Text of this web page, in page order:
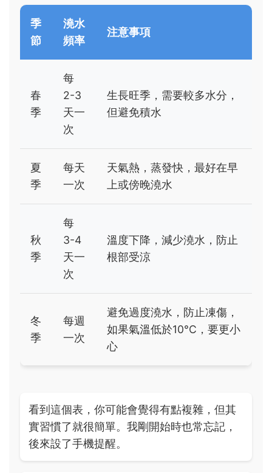
季
節
澆水
頻率
注意事項
春
季
每
2-3
天一
次
生長旺季，需要較多水分，
但避免積水
夏
季
每天
一次
天氣熱，蒸發快，最好在早
上或傍晚澆水
秋
季
每
3-4
天一
次
溫度下降，減少澆水，防止
根部受涼
冬
季
每週
一次
避免過度澆水，防止凍傷，
如果氣溫低於10°C，要更小
心
看到這個表，你可能會覺得有點複雜，但其
實習慣了就很簡單。我剛開始時也常忘記，
後來設了手機提醒。